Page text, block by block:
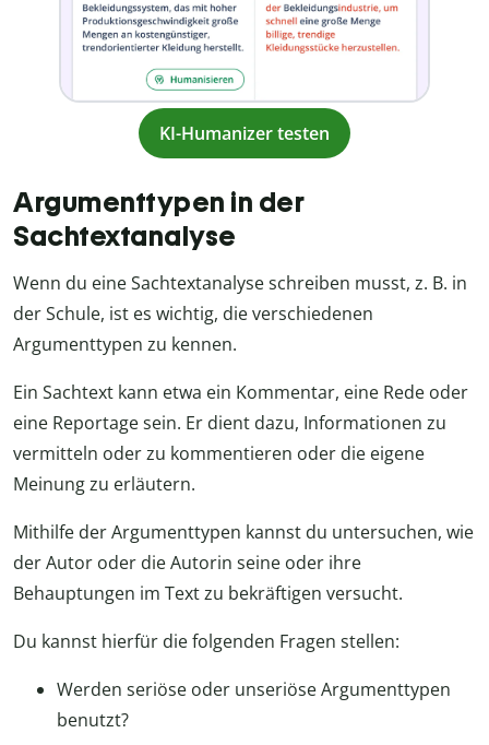
KI-Humanizer testen
Argumenttypen in der
Sachtextanalyse
Wenn du eine Sachtextanalyse schreiben musst, z. B. in
der Schule, ist es wichtig, die verschiedenen
Argumenttypen zu kennen.
Ein Sachtext kann etwa ein Kommentar, eine Rede oder
eine Reportage sein. Er dient dazu, Informationen zu
vermitteln oder zu kommentieren oder die eigene
Meinung zu erläutern.
Mithilfe der Argumenttypen kannst du untersuchen, wie
der Autor oder die Autorin seine oder ihre
Behauptungen im Text zu bekräftigen versucht.
Du kannst hierfür die folgenden Fragen stellen:
Werden seriöse oder unseriöse Argumenttypen
benutzt?